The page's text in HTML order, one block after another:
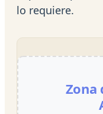
lo requiere.
Zona